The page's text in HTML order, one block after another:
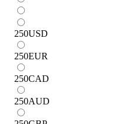
250USD
250EUR
250CAD
250AUD